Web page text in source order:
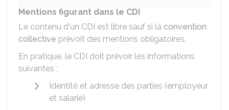
Mentions figurant dans le CDI
Le contenu d'un CDI est libre sauf si la convention
collective prévoit des mentions obligatoires.
En pratique, le CDI doit prévoir les informations
suivantes :
Identité et adresse des parties (employeur
et salarié)